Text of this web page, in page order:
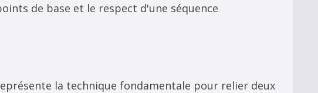
de base et le respect d'une séquence
la technique fondamentale pour relier deux